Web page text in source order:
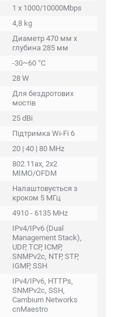
1 x 1000/10000Mbps
4,8 kg
Диаметр 470 мм x
глубина 285 мм
-30~60 °C
28 W
Для бездротових
мостів
25 dBi
Підтримка Wi-Fi 6
20 | 40 | 80 MHz
802.11ax, 2x2
MIMO/OFDM
Налаштовується з
кроком 5 МГц
4910 - 6135 MHz
IPv4/IPv6 (Dual
Management Stack),
UDP, TCP, ICMP,
SNMPv2c, NTP, STP,
IGMP, SSH
IPv4/IPv6, HTTPs,
SNMPv2c, SSH,
Cambium Networks
cnMaestro